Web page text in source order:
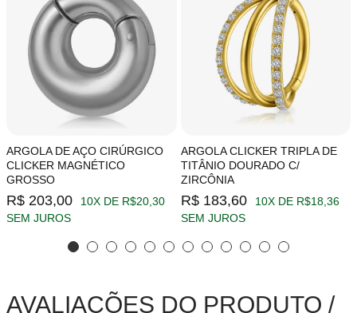
ARGOLA DE AÇO CIRÚRGICO
CLICKER MAGNÉTICO
GROSSO
R$ 203,00
10X DE R$20,30
SEM JUROS
ARGOLA CLICKER TRIPLA DE
TITÂNIO DOURADO C/
ZIRCÔNIA
R$ 183,60
10X DE R$18,36
SEM JUROS
AVALIAÇÕES DO PRODUTO /